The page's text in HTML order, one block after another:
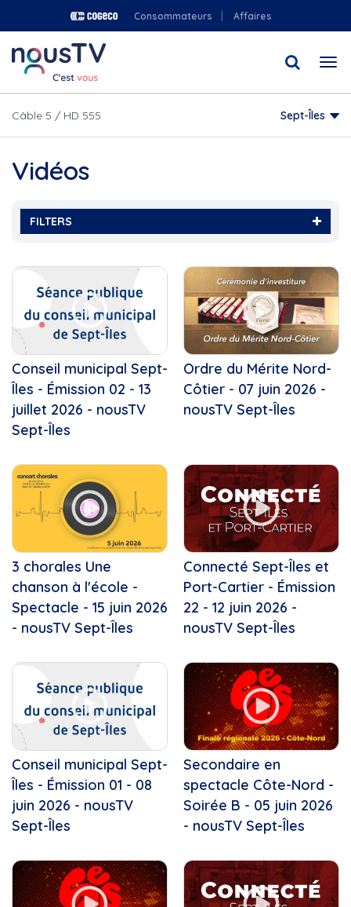
au
contenu
principal
Consommateurs Affaires
Câble 5 / HD 555 Sept-Îles
Vidéos
FILTERS
Conseil municipal Sept-
Îles - Émission 02 - 13
juillet 2026 - nousTV
Sept-Îles
Ordre du Mérite Nord-
Côtier - 07 juin 2026 -
nousTV Sept-Îles
3 chorales Une
chanson à l'école -
Spectacle - 15 juin 2026
- nousTV Sept-Îles
Connecté Sept-Îles et
Port-Cartier - Émission
22 - 12 juin 2026 -
nousTV Sept-Îles
Conseil municipal Sept-
Îles - Émission 01 - 08
juin 2026 - nousTV
Sept-Îles
Secondaire en
spectacle Côte-Nord -
Soirée B - 05 juin 2026
- nousTV Sept-Îles